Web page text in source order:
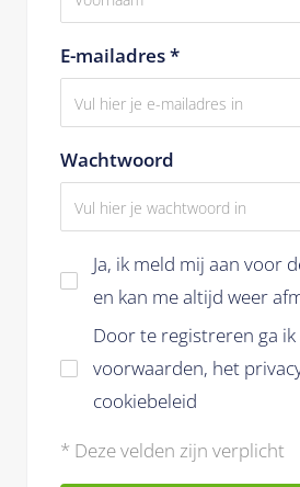
E-mailadres *
Wachtwoord
Ja, ik meld mij aan voor
en kan me altijd weer
Door te registreren ga
voorwaarden, het
cookiebeleid
* Deze velden zijn verplicht